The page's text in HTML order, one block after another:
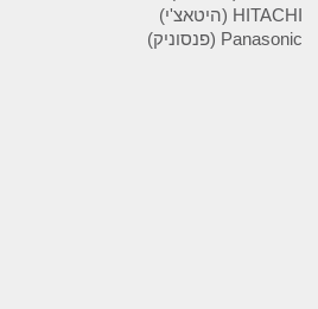
HITACHI (היטאצ'י)
Panasonic (פנסוניק)